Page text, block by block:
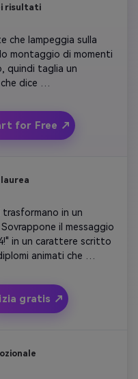
risultati
che lampeggia sulla
montaggio di momenti
quindi taglia un
dice
di confetti. Concludi
che hanno
sottofondo edificante e
for Free ↗
trasformano in un
il messaggio
in un carattere scritto
animati che
e un messaggio
e amici. Finisci con
"Il futuro ti
gratis ↗